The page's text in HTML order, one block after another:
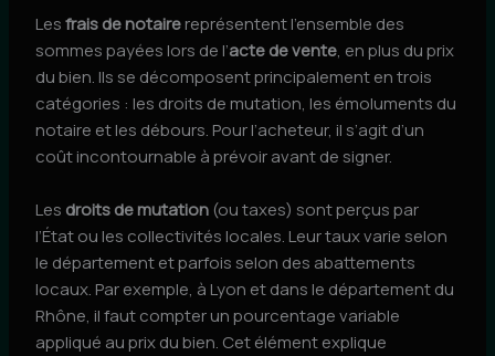
Lesfrais de notairereprésentent l’ensemble des
sommes payées lors de l’acte de vente, en plus du prix
du bien. Ils se décomposent principalement en trois
catégories : les droits de mutation, les émoluments du
notaire et les débours. Pour l’acheteur, il s’agit d’un
coût incontournable à prévoir avant de signer.
Les droits de mutation (ou taxes) sont perçus par
l’État ou les collectivités locales. Leur taux varie selon
le département et parfois selon des abattements
locaux. Par exemple, à Lyon et dans le département du
Rhône, il faut compter un pourcentage variable
appliqué au prix du bien. Cet élément explique